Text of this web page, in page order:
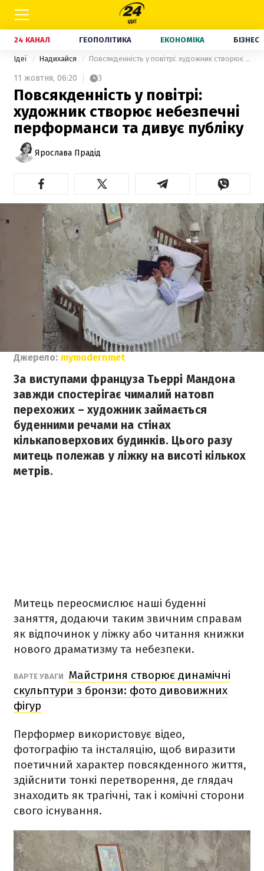
24 КАНАЛ ГЕОПОЛІТИКА ЕКОНОМІКА БІЗНЕС
Ідеї Надихайся Повсякденність у повітрі: художник створює небезпечні перформанси та дивує публіку
11 жовтня, 06:20 3
Повсякденність у повітрі:
художник створює небезпечні
перформанси та дивує публіку
Ярослава Прадід
Джерело: mymodernmet
За виступами француза Тьеррі Мандона
завжди спостерігає чималий натовп
перехожих – художник займається
буденними речами на стінах
кількаповерхових будинків. Цього разу
митець полежав у ліжку на висоті кількох
метрів.
Митець переосмислює наші буденні
заняття, додаючи таким звичним справам
як відпочинок у ліжку або читання книжки
нового драматизму та небезпеки.
ВАРТЕ УВАГИ
Майстриня створює динамічні
скульптури з бронзи: фото дивовижних
фігур
Перформер використовує відео,
фотографію та інсталяцію, щоб виразити
поетичний характер повсякденного життя,
здійснити тонкі перетворення, де глядач
знаходить як трагічні, так і комічні сторони
свого існування.